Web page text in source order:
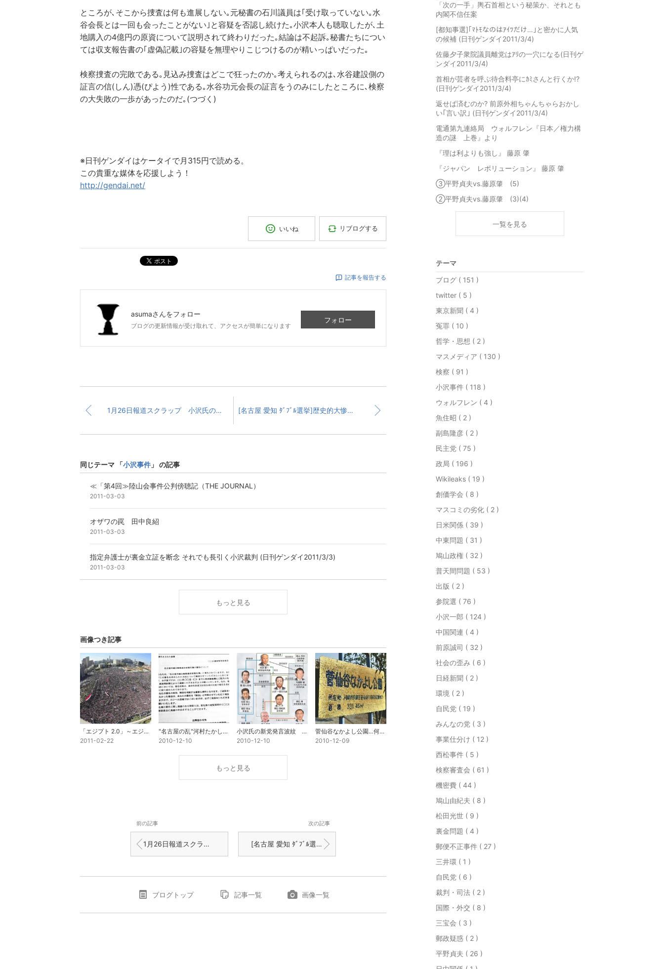
ところが､そこから捜査は何も進展しない｡元秘書の石川議員は｢受け取っていない｡水
谷会長とは一回も会ったことがない｣と容疑を否認し続けた｡小沢本人も聴取したが､土
地購入の4億円の原資について説明されて終わりだった｡結論は不起訴｡秘書たちについ
ては収支報告書の｢虚偽記載｣の容疑を無理やりこじつけるのが精いっぱいだった｡
検察捜査の完敗である｡見込み捜査はどこで狂ったのか｡考えられるのは､水谷建設側の
証言の信(しん)憑(ぴよう)性である｡水谷功元会長の証言をうのみにしたところに､検察
の大失敗の一歩があったのだ｡(つづく)
※日刊ゲンダイはケータイで月315円で読める。
この貴重な媒体を応援しよう！
http://gendai.net/
いいね リブログする
ポスト
記事を報告する
asumaさんをフォロー
ブログの更新情報が受け取れて、アクセスが簡単になります
フォロー
1月26日報道スクラップ 小沢氏の証人喚問「行われない」 民主の参院国対委員長 [名古屋 愛知 ﾀﾞﾌﾞﾙ選挙]歴史的大惨敗で菅･岡田は頓死する
同じテーマ 「小沢事件 」 の記事
≪「第4回≫陸山会事件公判傍聴記（THE JOURNAL）
2011-03-03
オザワの罠 田中良紹
2011-03-03
指定弁護士が裏金立証を断念 それでも長引く小沢裁判 (日刊ゲンダイ2011/3/3)
2011-03-03
もっと見る
画像つき記事
「エジプト 2.0」～エジプトの新しい民主社会構築のために、どうソーシャルメディアが使われている
2011-02-22
"名古屋の乱"河村たかし名古屋市長「市長選で民意を問う!」
2010-12-10
小沢氏の新党発言波紋 １３日ヤマ…民主分裂も
2010-12-10
菅仙谷なかよし公園…何か意味深な？看板のヒビ
2010-12-09
もっと見る
前の記事
1月26日報道スクラップ 小沢氏の証人喚問「行われない」 民主の参院国対委員長
次の記事
[名古屋 愛知 ﾀﾞﾌﾞﾙ選挙]歴史的大惨敗で菅･岡田は頓死する
ブログトップ 記事一覧 画像一覧
「次の一手」輿石首相という秘策か、それとも
内閣不信任案
[都知事選]｢ﾏﾄﾓなのはｱｲﾂだけ…｣と密かに人気
の候補 (日刊ゲンダイ2011/3/4)
佐藤夕子衆院議員離党はｱﾘの一穴になる(日刊ゲ
ンダイ2011/3/4)
首相が芸者を呼ぶ待合料亭にｶﾐさんと行くか!?
(日刊ゲンダイ2011/3/4)
返せば済むのか? 前原外相ちゃんちゃらおかし
い｢言い訳｣ (日刊ゲンダイ2011/3/4)
電通第九連絡局 ウォルフレン『日本／権力構
造の謎 上巻』より
『理は利よりも強し』 藤原 肇
『ジャパン レボリューション』 藤原 肇
③平野貞夫vs.藤原肇 (5)
②平野貞夫vs.藤原肇 (3)(4)
一覧を見る
テーマ
ブログ ( 151 )
twitter ( 5 )
東京新聞 ( 4 )
冤罪 ( 10 )
哲学・思想 ( 2 )
マスメディア ( 130 )
検察 ( 91 )
小沢事件 ( 118 )
ウォルフレン ( 4 )
魚住昭 ( 2 )
副島隆彦 ( 2 )
民主党 ( 75 )
政局 ( 196 )
Wikileaks ( 19 )
創価学会 ( 8 )
マスコミの劣化 ( 2 )
日米関係 ( 39 )
中東問題 ( 31 )
鳩山政権 ( 32 )
普天間問題 ( 53 )
出版 ( 2 )
参院選 ( 76 )
小沢一郎 ( 124 )
中国関連 ( 4 )
前原誠司 ( 32 )
社会の歪み ( 6 )
日経新聞 ( 2 )
環境 ( 2 )
自民党 ( 19 )
みんなの党 ( 3 )
事業仕分け ( 12 )
西松事件 ( 5 )
検察審査会 ( 61 )
機密費 ( 44 )
鳩山由紀夫 ( 8 )
松田光世 ( 9 )
裏金問題 ( 4 )
郵便不正事件 ( 27 )
三井環 ( 1 )
自民党 ( 6 )
裁判・司法 ( 2 )
国際・外交 ( 8 )
三宝会 ( 3 )
郵政疑惑 ( 2 )
平野貞夫 ( 26 )